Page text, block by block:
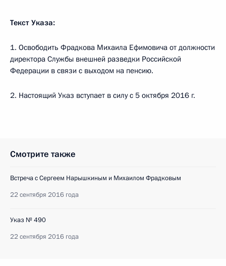
Текст Указа:
1. Освободить Фрадкова Михаила Ефимовича от должности
директора Службы внешней разведки Российской
Федерации в связи с выходом на пенсию.
2. Настоящий Указ вступает в силу с 5 октября 2016 г.
Смотрите также
Встреча с Сергеем Нарышкиным и Михаилом Фрадковым
22 сентября 2016 года
Указ № 490
22 сентября 2016 года